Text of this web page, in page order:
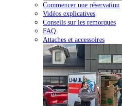
Commencer une réservation
Vidéos explicatives
Conseils sur les remorques
FAQ
Attaches et accessoires